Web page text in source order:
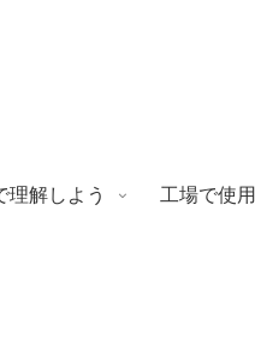
理解しよう 工場で使